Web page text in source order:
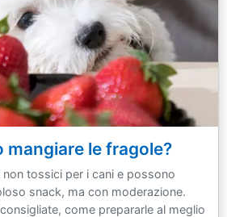
mangiare le fragole?
tossici per i cani e possono
snack, ma con moderazione.
come prepararle al meglio